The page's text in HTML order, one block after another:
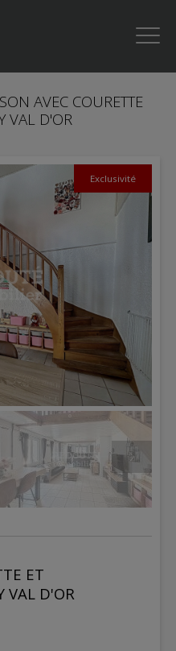
AVEC COURETTE
VAL D'OR
Exclusivité
ET
VAL D'OR